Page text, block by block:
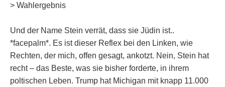
> Wahlergebnis
Und der Name Stein verrät, dass sie Jüdin ist..
*facepalm*. Es ist dieser Reflex bei den Linken, wie
Rechten, der mich, offen gesagt, ankotzt. Nein, Stein hat
recht – das Beste, was sie bisher forderte, in ihrem
poltischen Leben. Trump hat Michigan mit knapp 11.000